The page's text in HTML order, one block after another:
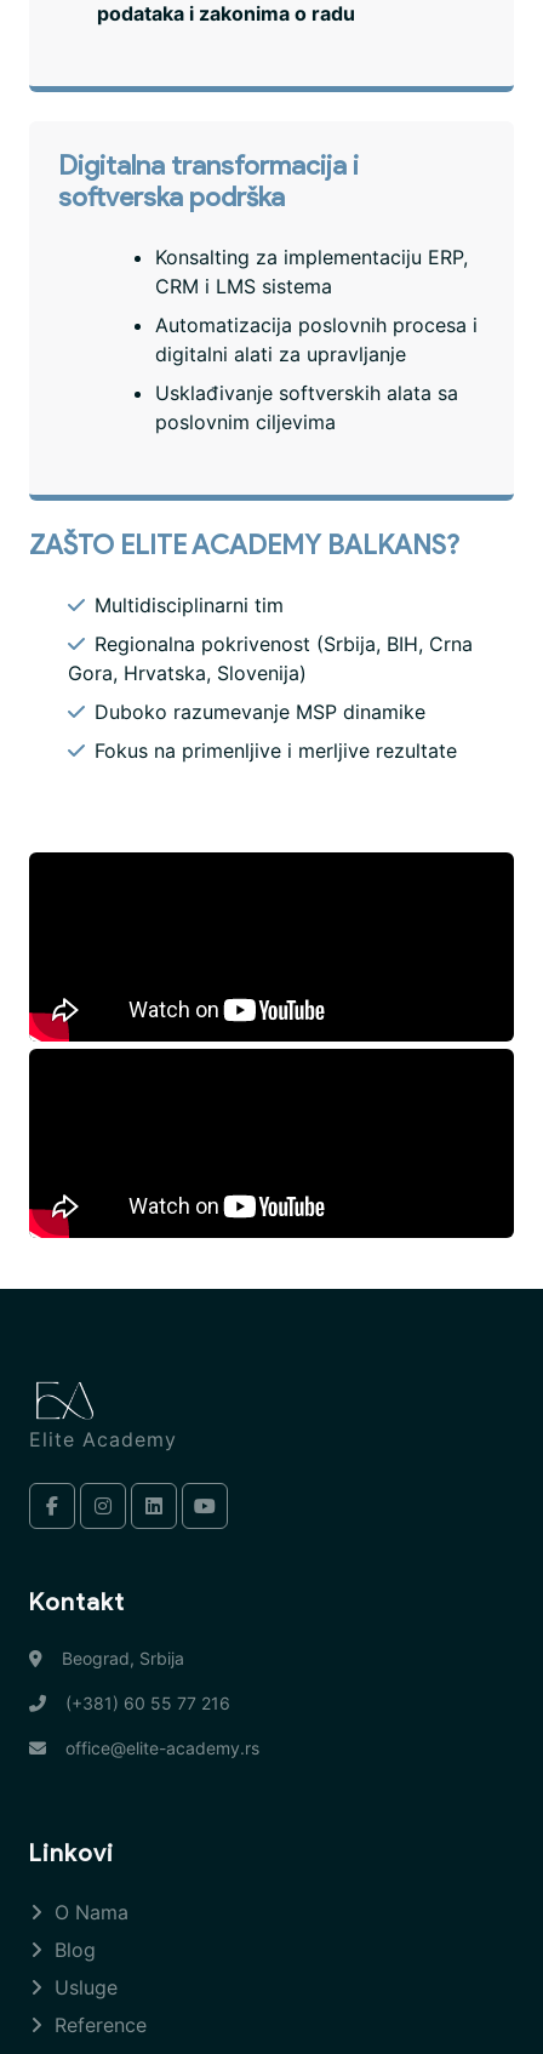
podataka i zakonima o radu
Digitalna transformacija i
softverska podrška
Konsalting za implementaciju ERP,
CRM i LMS sistema
Automatizacija poslovnih procesa i
digitalni alati za upravljanje
Usklađivanje softverskih alata sa
poslovnim ciljevima
ZAŠTO ELITE ACADEMY BALKANS?
Multidisciplinarni tim
Regionalna pokrivenost (Srbija, BIH, Crna
Gora, Hrvatska, Slovenija)
Duboko razumevanje MSP dinamike
Fokus na primenljive i merljive rezultate
Elite Academy
Kontakt
Beograd, Srbija
(+381) 60 55 77 216
office@elite-academy.rs
Linkovi
O Nama
Blog
Usluge
Reference